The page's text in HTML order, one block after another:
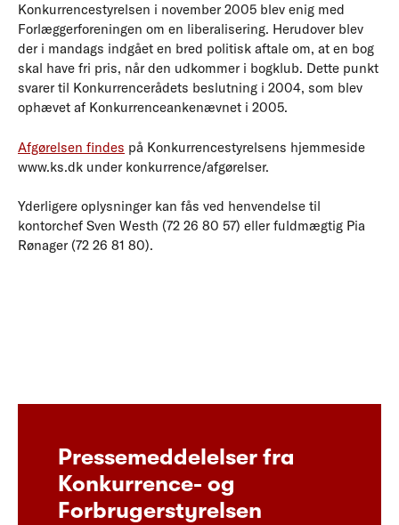
Konkurrencestyrelsen i november 2005 blev enig med
Forlæggerforeningen om en liberalisering. Herudover blev
der i mandags indgået en bred politisk aftale om, at en bog
skal have fri pris, når den udkommer i bogklub. Dette punkt
svarer til Konkurrencerådets beslutning i 2004, som blev
ophævet af Konkurrenceankenævnet i 2005.
Afgørelsen findes på Konkurrencestyrelsens hjemmeside
www.ks.dk under konkurrence/afgørelser.
Yderligere oplysninger kan fås ved henvendelse til
kontorchef Sven Westh (72 26 80 57) eller fuldmægtig Pia
Rønager (72 26 81 80).
Pressemeddelelser fra
Konkurrence- og
Forbrugerstyrelsen